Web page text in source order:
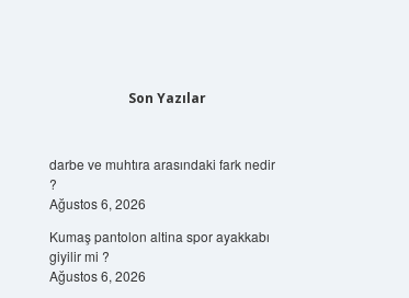
Son Yazılar
darbe ve muhtıra arasındaki fark nedir
?
Ağustos 6, 2026
Kumaş pantolon altina spor ayakkabı
giyilir mi ?
Ağustos 6, 2026